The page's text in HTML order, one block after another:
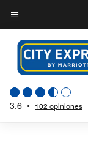
Skip
to
main
content
Texto del menú
3.6 • 102 opiniones